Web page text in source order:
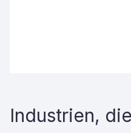
Industrien,